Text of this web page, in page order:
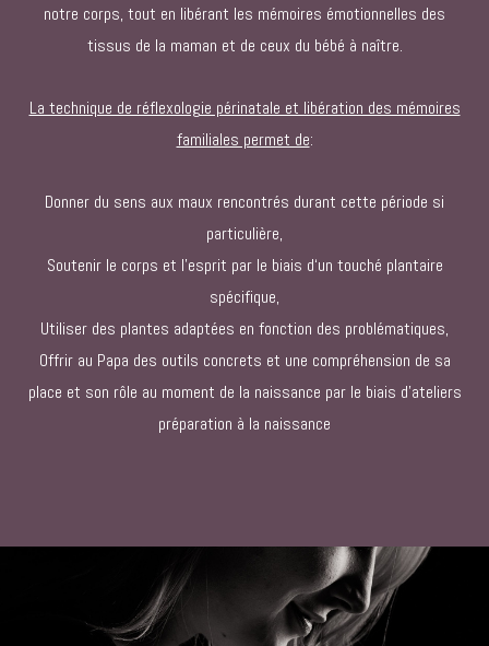
notre corps, tout en libérant les mémoires émotionnelles des
tissus de la maman et de ceux du bébé à naître.
La technique de réflexologie périnatale et libération des mémoires
familiales permet de:
Donner du sens aux maux rencontrés durant cette période si
particulière,
Soutenir le corps et l’esprit par le biais d‘un touché plantaire
spécifique,
Utiliser des plantes adaptées en fonction des problématiques,
Offrir au Papa des outils concrets et une compréhension de sa
place et son rôle au moment de la naissance par le biais d’ateliers
préparation à la naissance